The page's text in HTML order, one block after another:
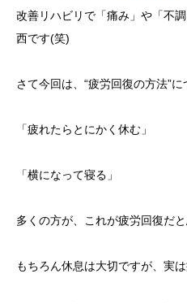
改善リハビリで「痛み」や「不
西です(笑)
さて今回は、“疲労回復の方法”
「疲れたらとにかく休む」
「横になって寝る」
多くの方が、これが疲労回復だと
もちろん休息は大切ですが、実